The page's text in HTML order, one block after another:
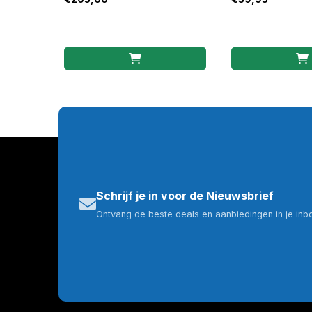
Schrijf je in voor de Nieuwsbrief
Ontvang de beste deals en aanbiedingen in je